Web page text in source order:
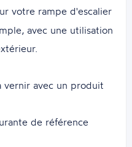
votre rampe d'escalier
avec une utilisation
vernir avec un produit
de référence